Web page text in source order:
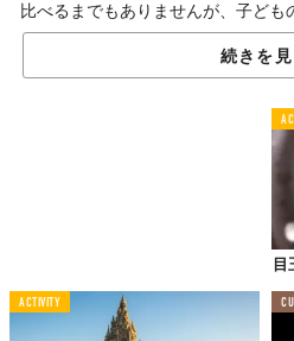
比べるまでもありませんが、子ど
段違いのスキルが必要。扱ってい
う考えてもすぐに壊れてしまいそう
儚くも力強い
続きを見
目
ACTIVITY